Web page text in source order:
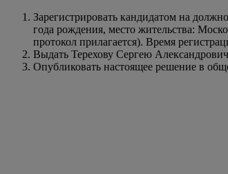
Зарегистрировать кандидатом на
года рождения, место жительства:
протокол прилагается). Время
Выдать Терехову Сергею
Опубликовать настоящее решение в